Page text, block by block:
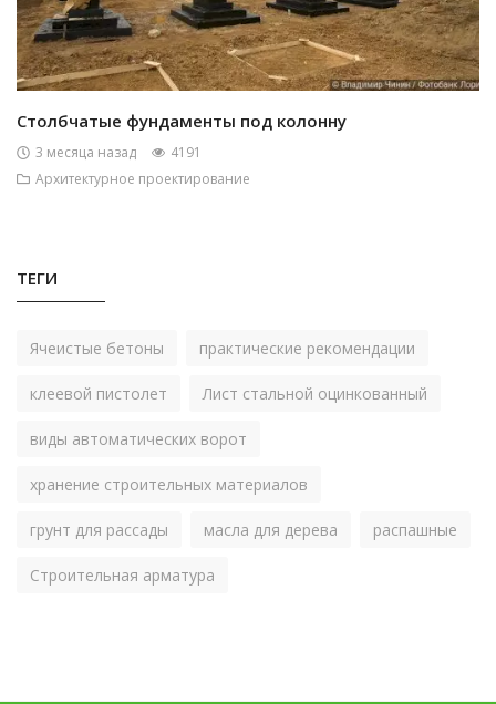
Столбчатые фундаменты под колонну
3 месяца назад
4191
Архитектурное проектирование
ТЕГИ
Ячеистые бетоны практические рекомендации
клеевой пистолет Лист стальной оцинкованный
виды автоматических ворот
хранение строительных материалов
грунт для рассады масла для дерева распашные
Строительная арматура